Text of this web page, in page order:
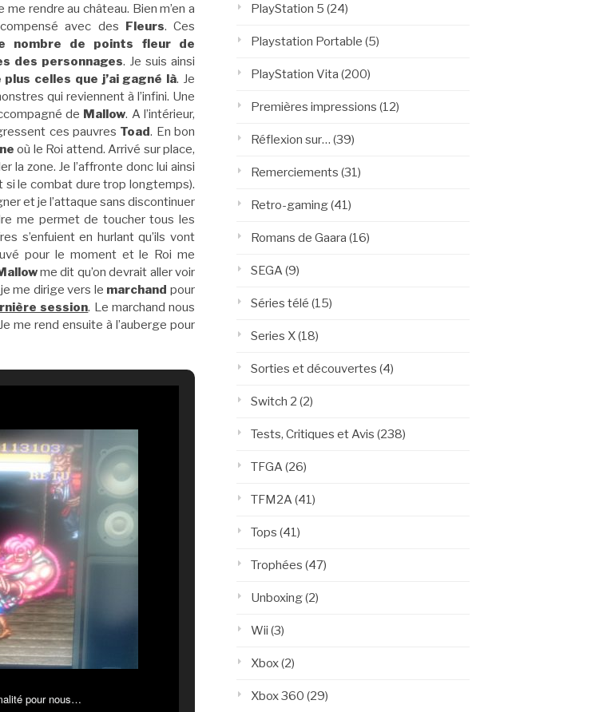
rendre au château. Bien m’en a
avec des
Fleurs. Ces
nombre de points fleur de
des personnages. Je suis ainsi
celles que j’ai gagné là. Je
qui reviennent à l’infini. Une
de Mallow. A l’intérieur,
ces pauvres Toad. En bon
où le Roi attend. Arrivé sur place,
la zone. Je l’affronte donc lui ainsi
si le combat dure trop longtemps).
et je l’attaque sans discontinuer
me permet de toucher tous les
s’enfuient en hurlant qu’ils vont
pour le moment et le Roi me
me dit qu’on devrait aller voir
me dirige vers le marchandpour
session. Le marchand nous
me rend ensuite à l’auberge pour
pour nous…
PlayStation 5 (24)
Playstation Portable (5)
PlayStation Vita (200)
Premières impressions (12)
Réflexion sur… (39)
Remerciements (31)
Retro-gaming(41)
Romans de Gaara (16)
SEGA (9)
Séries télé (15)
Series X(18)
Sorties et découvertes (4)
Switch 2 (2)
Tests, Critiques et Avis (238)
TFGA (26)
TFM2A (41)
Tops (41)
Trophées (47)
Unboxing(2)
Wii (3)
Xbox(2)
Xbox 360 (29)